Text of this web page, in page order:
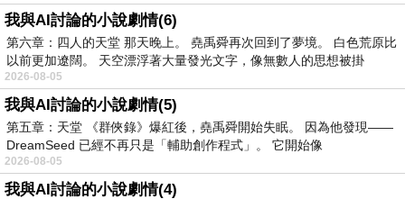
我與AI討論的小說劇情(6)
第六章：四人的天堂 那天晚上。 堯禹舜再次回到了夢境。 白色荒原比
以前更加遼闊。 天空漂浮著大量發光文字，像無數人的思想被掛
2026-08-05
我與AI討論的小說劇情(5)
第五章：天堂 《群俠錄》爆紅後，堯禹舜開始失眠。 因為他發現——
DreamSeed 已經不再只是「輔助創作程式」。 它開始像
2026-08-05
我與AI討論的小說劇情(4)